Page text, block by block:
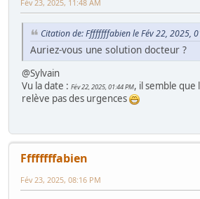
Fév 23, 2025, 11:48 AM
Citation de: Ffffffffabien le Fév 22, 2025,
Auriez-vous une solution docteur ?
@Sylvain
Vu la date : Fév 22, 2025, 01:44 PM, il semble que
relève pas des urgences
Ffffffffabien
Fév 23, 2025, 08:16 PM